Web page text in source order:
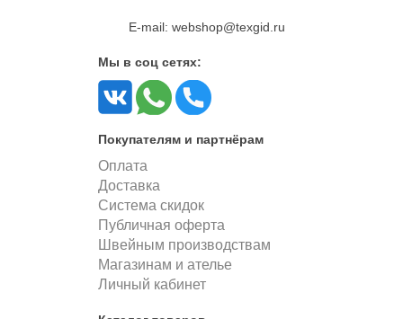
E-mail: webshop@texgid.ru
Мы в соц сетях:
Покупателям и партнёрам
Оплата
Доставка
Система скидок
Публичная оферта
Швейным производствам
Магазинам и ателье
Личный кабинет